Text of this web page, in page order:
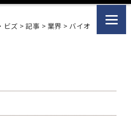
ビズ > 記事 > 業界 > バイオ